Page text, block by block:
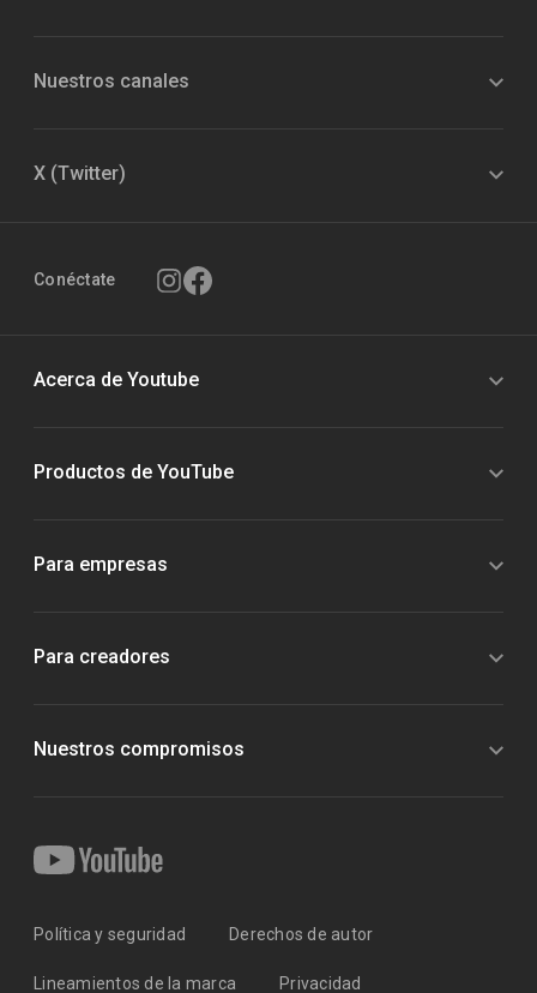
Nuestros canales
X (Twitter)
Conéctate
Acerca de Youtube
Productos de YouTube
Para empresas
Para creadores
Nuestros compromisos
Política y seguridad Derechos de autor
Lineamientos de la marca Privacidad